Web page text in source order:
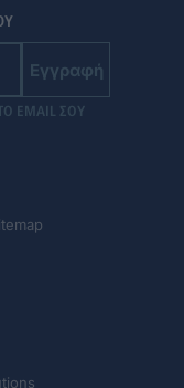
Εγγραφή
EMAIL ΣΟΥ